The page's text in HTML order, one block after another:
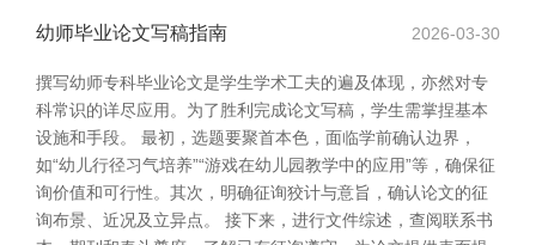
幼师毕业论文写稿指南 2026-03-30
撰写幼师专科毕业论文是学生学术工夫的遍及体现，亦然对专
科常识的详尽应用。为了胜利完成论文写稿，学生需掌捏基本
设施和手段。 最初，选题要聚首本色，面临学前确认边界，
如“幼儿行径习气培养”“游戏在幼儿园教学中的应用”等，确保征
询价值和可行性。其次，明确征询狡计与意旨，确认论文的征
询布景、近况及立异点。 接下来，进行文件综述，查阅联系书